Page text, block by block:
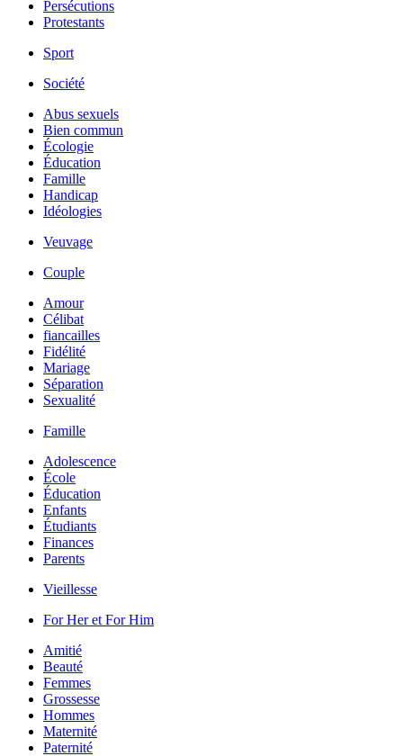
Persécutions
Protestants
Sport
Société
Abus sexuels
Bien commun
Écologie
Éducation
Famille
Handicap
Idéologies
Veuvage
Couple
Amour
Célibat
fiancailles
Fidélité
Mariage
Séparation
Sexualité
Famille
Adolescence
École
Éducation
Enfants
Étudiants
Finances
Parents
Vieillesse
For Her et For Him
Amitié
Beauté
Femmes
Grossesse
Hommes
Maternité
Paternité